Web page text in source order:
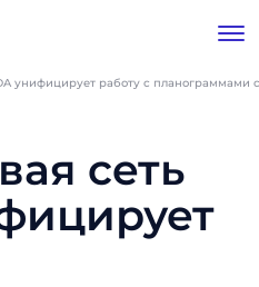
унифицирует работу с планограммами
сеть